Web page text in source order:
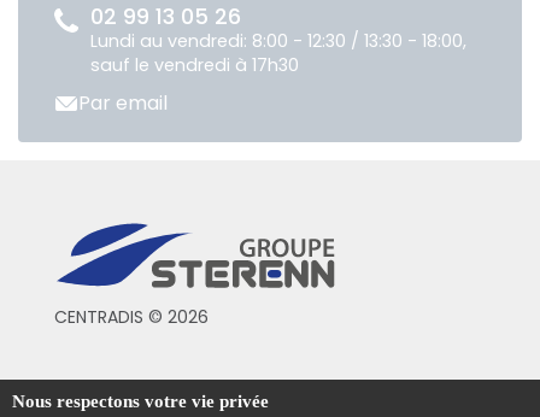
02 99 13 05 26
Lundi au vendredi: 8:00 - 12:30 / 13:30 - 18:00,
sauf le vendredi à 17h30
Par email
CENTRADIS © 2026
Conditions générales de vente
Nous respectons votre vie privée